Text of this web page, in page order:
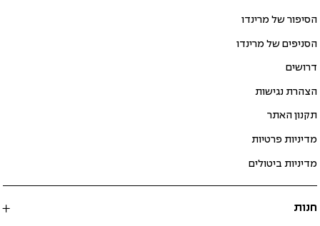
הסיפור של מרינדו
הסניפים של מרינדו
דרושים
הצהרת נגישות
תקנון האתר
מדיניות פרטיות
מדיניות ביטולים
חנות